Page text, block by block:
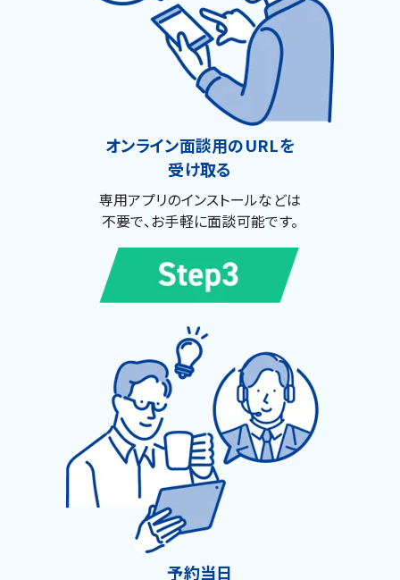
オンライン面談用のURLを
受け取る
専用アプリのインストールなどは
不要で、お手軽に面談可能です。
予約当日